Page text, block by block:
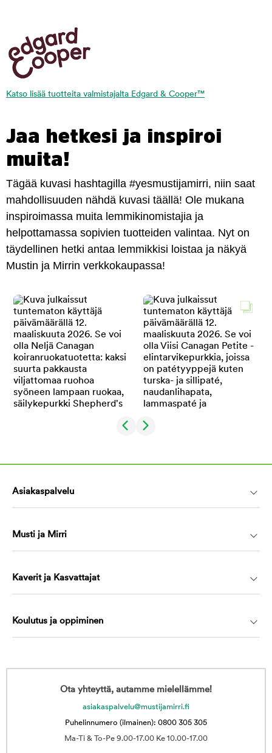
Katso lisää tuotteita valmistajalta Edgard & Cooper™
Jaa hetkesi ja inspiroi
muita!
Tägää kuvasi hashtagilla #yesmustijamirri, niin saat
mahdollisuuden nähdä kuvasi täällä! Ole mukana
inspiroimassa muita lemmikinomistajia ja
helpottamassa sopivien tuotteiden valintaa. Nyt on
täydellinen hetki antaa lemmikkisi loistaa ja näkyä
Mustin ja Mirrin verkkokaupassa!
Asiakaspalvelu
Musti ja Mirri
Kaverit ja Kasvattajat
Koulutus ja oppiminen
Ota yhteyttä, autamme mielellämme!
asiakaspalvelu@mustijamirri.fi
Puhelinnumero (ilmainen): 0800 305 305
Ma-Ti & To-Pe 9.00-17.00 Ke 10.00-17.00